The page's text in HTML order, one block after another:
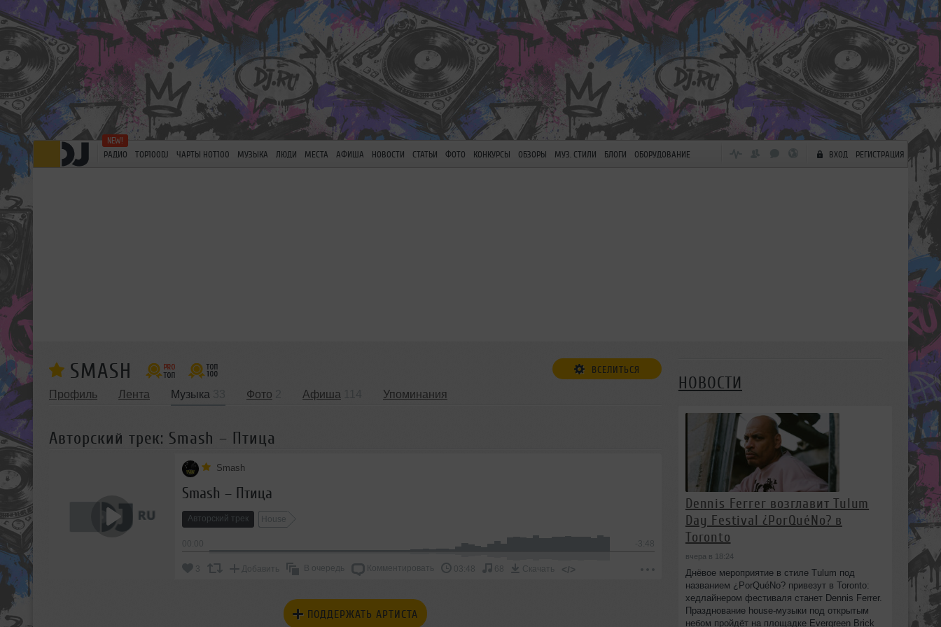
РАДИО TOP100DJ ЧАРТЫ HOT100 МУЗЫКА ЛЮДИ МЕСТА АФИША НОВОСТИ СТАТЬИ ФОТО КОНКУРСЫ ОБЗОРЫ МУЗ. СТИЛИ БЛОГИ ОБОРУДОВАНИЕ ВХОД РЕГИСТРАЦИЯ
SMASH ВСЕЛИТЬСЯ
Профиль Лента Музыка Фото Афиша Упоминания
Авторский трек: Smash – Птица
Smash
Smash – Птица
Авторский трек House
-3:48
3 Добавить В очередь Комментировать 03:48 68 Скачать </>
ПОДДЕРЖАТЬ АРТИСТА
НОВОСТИ
Dennis Ferrer возглавит Tulum
Day Festival ¿PorQuéNo? в
Toronto
вчера в 18:24
Днёвое мероприятие в стиле Tulum под
названием ¿PorQuéNo? привезут в Toronto:
хедлайнером фестиваля станет Dennis Ferrer.
Празднование house-музыки под открытым
небом пройдёт на площадке Evergreen Brick